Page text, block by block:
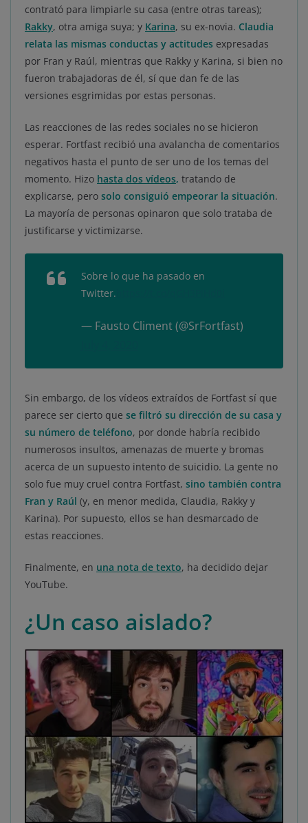
contrató para limpiarle su casa (entre otras tareas);
Rakky, otra amiga suya; y Karina, su ex-novia. Claudia
relata las mismas conductas y actitudes expresadas
por Fran y Raúl, mientras que Rakky y Karina, si bien no
fueron trabajadoras de él, sí que dan fe de las
versiones esgrimidas por estas personas.
Las reacciones de las redes sociales no se hicieron
esperar. Fortfast recibió una avalancha de comentarios
negativos hasta el punto de ser uno de los temas del
momento. Hizo hasta dos vídeos, tratando de
explicarse, pero solo consiguió empeorar la situación.
La mayoría de personas opinaron que solo trataba de
justificarse y victimizarse.
Sobre lo que ha pasado en
Twitter.
— Fausto Climent (@SrFortfast)
Sin embargo, de los vídeos extraídos de Fortfast sí que
parece ser cierto que se filtró su dirección de su casa y
su número de teléfono, por donde habría recibido
numerosos insultos, amenazas de muerte y bromas
acerca de un supuesto intento de suicidio. La gente no
solo fue muy cruel contra Fortfast, sino también contra
Fran y Raúl (y, en menor medida, Claudia, Rakky y
Karina). Por supuesto, ellos se han desmarcado de
estas reacciones.
Finalmente, en una nota de texto, ha decidido dejar
YouTube.
¿Un caso aislado?